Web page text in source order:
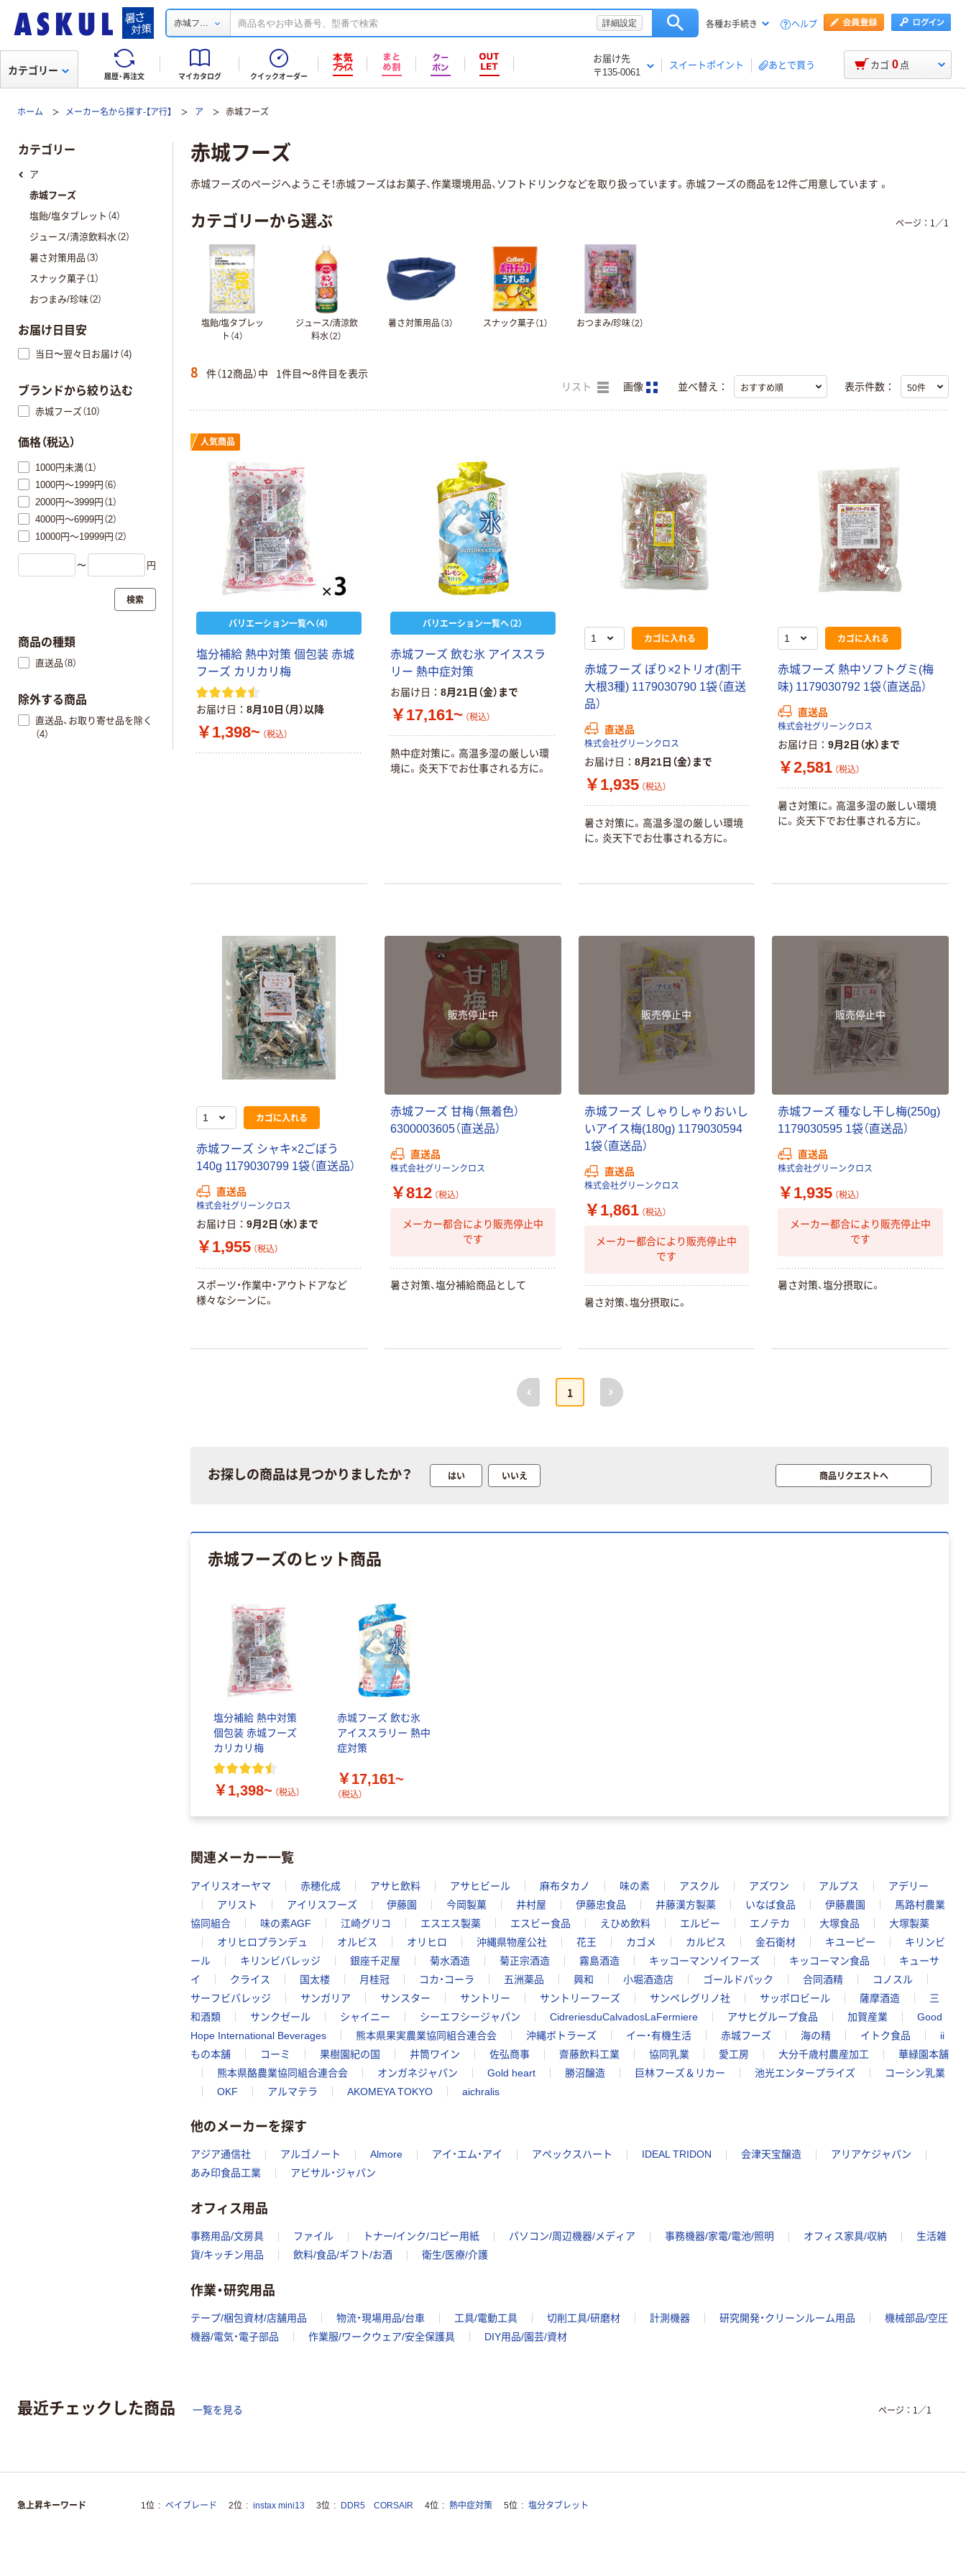
赤城フ... 詳細設定 各種お手続き ヘルプ
履歴・再注文 マイカタログ クイックオーダー
お届け先
〒135-0061
スイートポイント あとで買う
カテゴリー カゴ 0 点
ホーム メーカー名から探す-【ア行】 ア 赤城フーズ
赤城フーズ
赤城フーズのページへようこそ！赤城フーズはお菓子、作業環境用品、ソフトドリンクなどを取り扱っています。赤城フーズの商品を12件ご用意しています 。
カテゴリーから選ぶ
塩飴/塩タブレッ
ト（4）
ジュース/清涼飲
料水（2）
暑さ対策用品（3） スナック菓子（1） おつまみ/珍味（2）
ページ： 1 ／1
8 件（12商品）中 1件目〜8件目を表示
リスト 画像 並べ替え： 表示件数：
人気商品
バリエーション一覧へ（4）
塩分補給 熱中対策 個包装 赤城
フーズ カリカリ梅
お届け日 8月10日（月）以降
￥1,398~ （税込）
バリエーション一覧へ（2）
赤城フーズ 飲む氷 アイススラ
リー 熱中症対策
お届け日 8月21日（金）まで
￥17,161~ （税込）
熱中症対策に。高温多湿の厳しい環
境に。炎天下でお仕事される方に。
カゴに入れる
赤城フーズ ぽり×2トリオ(割干
大根3種) 1179030790 1袋（直送
品）
直送品
株式会社グリーンクロス
お届け日 8月21日（金）まで
￥1,935 （税込）
暑さ対策に。高温多湿の厳しい環境
に。炎天下でお仕事される方に。
カゴに入れる
赤城フーズ 熱中ソフトグミ(梅
味) 1179030792 1袋（直送品）
直送品
株式会社グリーンクロス
お届け日 9月2日（水）まで
￥2,581 （税込）
暑さ対策に。高温多湿の厳しい環境
に。炎天下でお仕事される方に。
カゴに入れる
赤城フーズ シャキ×2ごぼう
140g 1179030799 1袋（直送品）
直送品
株式会社グリーンクロス
お届け日 9月2日（水）まで
￥1,955 （税込）
スポーツ・作業中・アウトドアなど
様々なシーンに。
販売停止中
赤城フーズ 甘梅（無着色）
6300003605（直送品）
直送品
株式会社グリーンクロス
￥812 （税込）
メーカー都合により販売停止中
です
暑さ対策、塩分補給商品として
販売停止中
赤城フーズ しゃりしゃりおいし
いアイス梅(180g) 1179030594
1袋（直送品）
直送品
株式会社グリーンクロス
￥1,861 （税込）
メーカー都合により販売停止中
です
暑さ対策、塩分摂取に。
販売停止中
赤城フーズ 種なし干し梅(250g)
1179030595 1袋（直送品）
直送品
株式会社グリーンクロス
￥1,935 （税込）
メーカー都合により販売停止中
です
暑さ対策、塩分摂取に。
前へ
1
次へ
お探しの商品は見つかりましたか？ はい いいえ 商品リクエストへ
赤城フーズのヒット商品
塩分補給 熱中対策
個包装 赤城フーズ
カリカリ梅
￥1,398~ （税込）
赤城フーズ 飲む氷
アイススラリー 熱中
症対策
￥17,161~
（税込）
関連メーカー一覧
アイリスオーヤマ 赤穂化成 アサヒ飲料 アサヒビール 麻布タカノ 味の素 アスクル アズワン アルプス
アデリー
アリスト
アイリスフーズ 伊藤園 今岡製菓 井村屋 伊藤忠食品 井藤漢方製薬 いなば食品 伊藤農園
馬路村農業
協同組合
味の素AGF 江崎グリコ エスエス製薬 エスビー食品 えひめ飲料 エルビー エノテカ 大塚食品
大塚製薬
オリヒロプランデュ
オルビス オリヒロ 沖縄県物産公社 花王 カゴメ カルピス 金石衛材 キユーピー
キリンビ
ール
キリンビバレッジ 銀座千疋屋 菊水酒造 菊正宗酒造 霧島酒造 キッコーマンソイフーズ キッコーマン食品
キューサ
イ
クライス 国太楼 月桂冠 コカ・コーラ 五洲薬品 興和 小堀酒造店 ゴールドパック 合同酒精
コノスル
サーフビバレッジ
サンガリア サンスター サントリー サントリーフーズ サンペレグリノ社 サッポロビール 薩摩酒造
三
和酒類
サンクゼール シャイニー シーエフシージャパン CidreriesduCalvadosLaFermiere アサヒグループ食品 加賀産業
Good
Hope International Beverages
熊本県果実農業協同組合連合会 沖縄ボトラーズ イー・有機生活 赤城フーズ 海の精 イトク食品
ii
もの本舗
コーミ 果樹園紀の国 井筒ワイン 佐弘商事 齋藤飲料工業 協同乳業 愛工房 大分千歳村農産加工
華緑園本舗
熊本県酪農業協同組合連合会
オンガネジャパン Gold heart 勝沼醸造 巨林フーズ＆リカー 池光エンタープライズ
コーシン乳業
OKF
アルマテラ AKOMEYA TOKYO aichralis
他のメーカーを探す
アジア通信社 アルゴノート Almore アイ・エム・アイ アペックスハート IDEAL TRIDON 会津天宝醸造
アリアケジャパン
あみ印食品工業
アビサル・ジャパン
オフィス用品
事務用品/文房具 ファイル トナー/インク/コピー用紙 パソコン/周辺機器/メディア 事務機器/家電/電池/照明 オフィス家具/収納
生活雑
貨/キッチン用品
飲料/食品/ギフト/お酒 衛生/医療/介護
作業・研究用品
テープ/梱包資材/店舗用品 物流・現場用品/台車 工具/電動工具 切削工具/研磨材 計測機器 研究開発・クリーンルーム用品
機械部品/空圧
機器/電気・電子部品
作業服/ワークウェア/安全保護具 DIY用品/園芸/資材
カテゴリー
ア
赤城フーズ
塩飴/塩タブレット（4）
ジュース/清涼飲料水（2）
暑さ対策用品（3）
スナック菓子（1）
おつまみ/珍味（2）
お届け日目安
当日〜翌々日お届け（4)
ブランドから絞り込む
赤城フーズ（10）
価格（税込）
1000円未満（1）
1000円～1999円（6）
2000円～3999円（1）
4000円～6999円（2）
10000円～19999円（2）
〜 円
検索
商品の種類
直送品（8）
除外する商品
直送品、お取り寄せ品を除く
（4）
最近チェックした商品 一覧を見る ページ： 1 ／1
急上昇キーワード 1位 ベイブレード 2位 instax mini13 3位 DDR5 CORSAIR 4位 熱中症対策 5位 塩分タブレット